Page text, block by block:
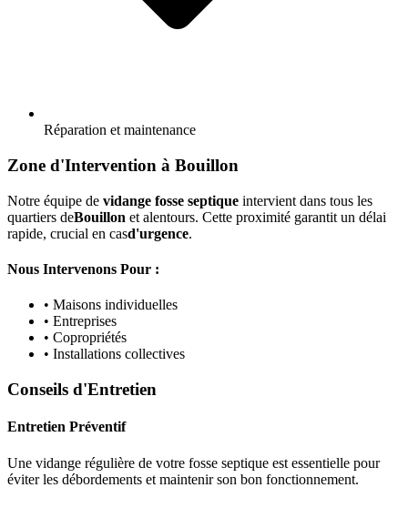
Réparation et maintenance
Zone d'Intervention à Bouillon
Notre équipe de vidange fosse septique intervient dans tous les
quartiers deBouillon et alentours. Cette proximité garantit un délai
rapide, crucial en casd'urgence.
Nous Intervenons Pour :
• Maisons individuelles
• Entreprises
• Copropriétés
• Installations collectives
Conseils d'Entretien
Entretien Préventif
Une vidange régulière de votre fosse septique est essentielle pour
éviter les débordements et maintenir son bon fonctionnement.